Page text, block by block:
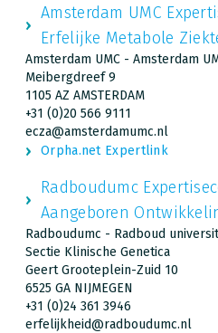
Amsterdam UMC
Erfelijke Metabole
Amsterdam UMC - Amsterdam
Meibergdreef 9
1105 AZ AMSTERDAM
+31 (0)20 566 9111
ecza@amsterdamumc.nl
Orpha.net Expertlink
Radboudumc
Aangeboren
Radboudumc - Radboud
Sectie Klinische Genetica
Geert Grooteplein-Zuid 10
6525 GA NIJMEGEN
+31 (0)24 361 3946
erfelijkheid@radboudumc.nl